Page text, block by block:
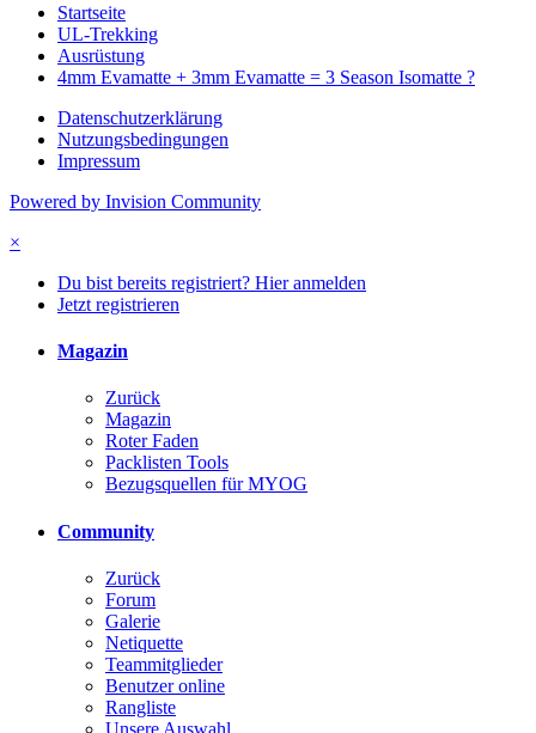
Startseite
UL-Trekking
Ausrüstung
4mm Evamatte + 3mm Evamatte = 3 Season Isomatte ?
Datenschutzerklärung
Nutzungsbedingungen
Impressum
Powered by Invision Community
×
Du bist bereits registriert? Hier anmelden
Jetzt registrieren
Magazin
Zurück
Magazin
Roter Faden
Packlisten Tools
Bezugsquellen für MYOG
Community
Zurück
Forum
Galerie
Netiquette
Teammitglieder
Benutzer online
Rangliste
Unsere Auswahl